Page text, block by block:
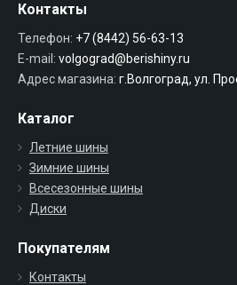
Контакты
Телефон: +7 (8442) 56-63-13
E-mail: volgograd@berishiny.ru
Адрес магазина: г.Волгоград, ул.
Каталог
Летние шины
Зимние шины
Всесезонные шины
Диски
Покупателям
Контакты